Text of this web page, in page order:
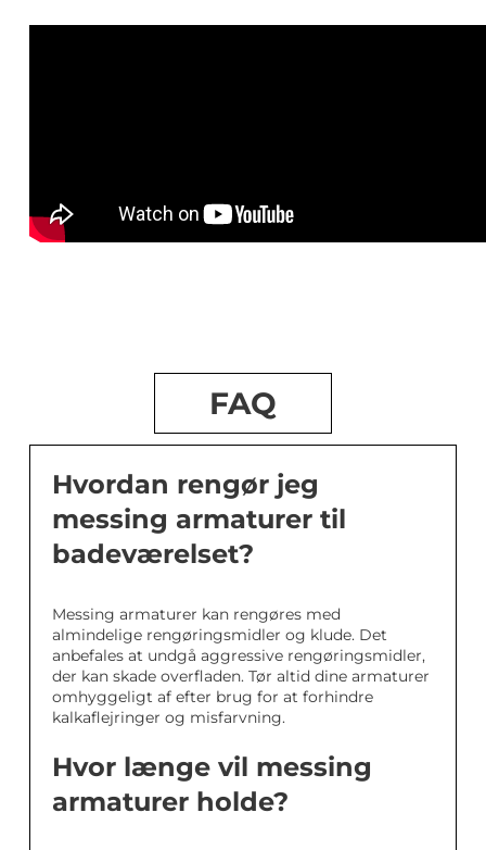
FAQ
Hvordan rengør jeg
messing armaturer til
badeværelset?
Messing armaturer kan rengøres med
almindelige rengøringsmidler og klude. Det
anbefales at undgå aggressive rengøringsmidler,
der kan skade overfladen. Tør altid dine armaturer
omhyggeligt af efter brug for at forhindre
kalkaflejringer og misfarvning.
Hvor længe vil messing
armaturer holde?